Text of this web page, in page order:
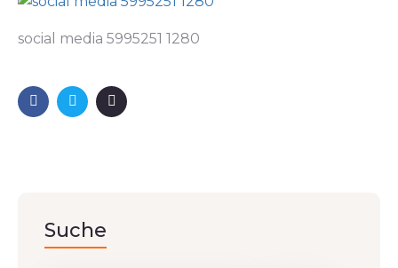
social media 5995251 1280
Suche